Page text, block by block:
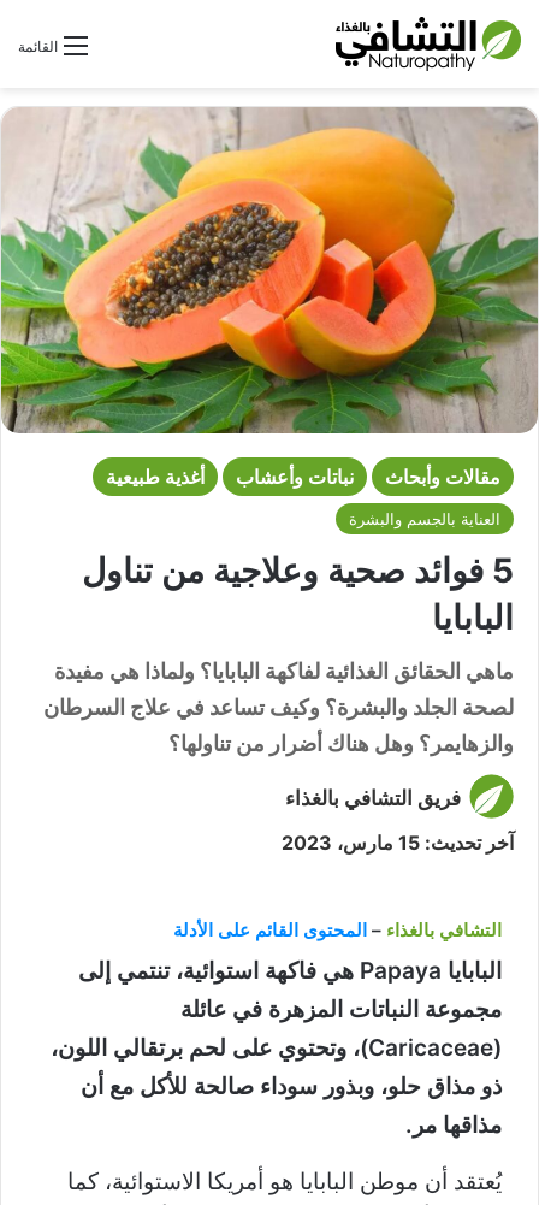
القائمةبحث عن
مقالات وأبحاث نباتات وأعشاب أغذية طبيعية
العناية بالجسم والبشرة
5 فوائد صحية وعلاجية من تناول
البابايا
ماهي الحقائق الغذائية لفاكهة البابايا؟ ولماذا هي مفيدة
لصحة الجلد والبشرة؟ وكيف تساعد في علاج السرطان
والزهايمر؟ وهل هناك أضرار من تناولها؟
فريق التشافي بالغذاء
آخر تحديث: 15 مارس، 2023
التشافي بالغذاء – المحتوى القائم على الأدلة
البابايا Papaya هي فاكهة استوائية، تنتمي إلى
مجموعة النباتات المزهرة في عائلة
(Caricaceae)، وتحتوي على لحم برتقالي اللون،
ذو مذاق حلو، وبذور سوداء صالحة للأكل مع أن
مذاقها مر.
يُعتقد أن موطن البابايا هو أمريكا الاستوائية، كما